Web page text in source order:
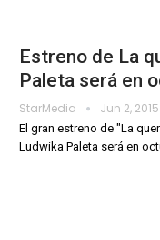
Estreno de La
Paleta será en
StarMedia Jun 2, 2015
El gran estreno de "La
Ludwika Paleta será en